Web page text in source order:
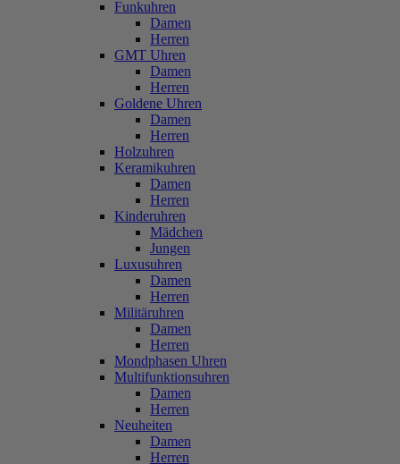
Funkuhren
Damen
Herren
GMT Uhren
Damen
Herren
Goldene Uhren
Damen
Herren
Holzuhren
Keramikuhren
Damen
Herren
Kinderuhren
Mädchen
Jungen
Luxusuhren
Damen
Herren
Militäruhren
Damen
Herren
Mondphasen Uhren
Multifunktionsuhren
Damen
Herren
Neuheiten
Damen
Herren